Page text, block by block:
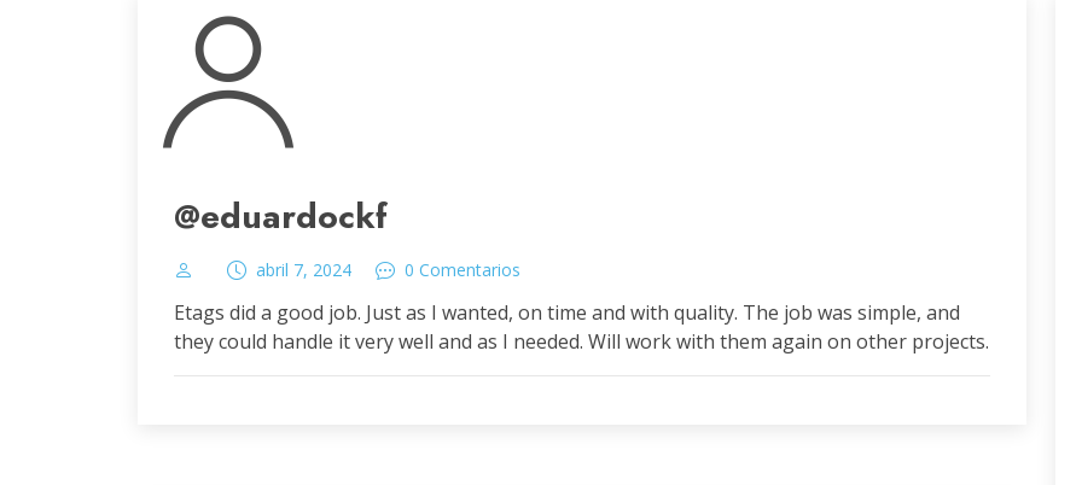
@eduardockf
abril 7, 2024 0 Comentarios
Etags did a good job. Just as I wanted, on time and with quality. The job was simple, and
they could handle it very well and as I needed. Will work with them again on other projects.